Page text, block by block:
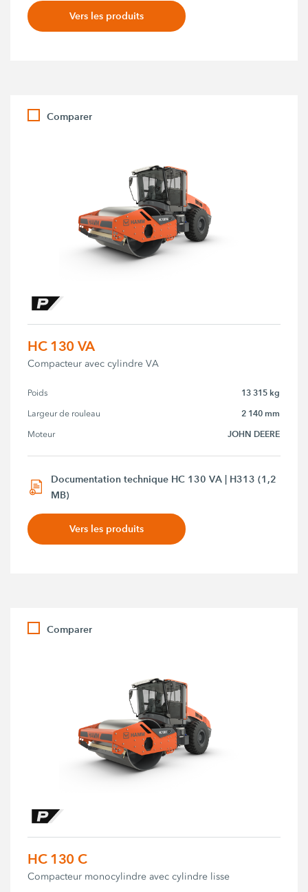
Vers les produits
Comparer
HC 130 VA
Compacteur avec cylindre VA
Poids 13 315 kg
Largeur de rouleau 2 140 mm
Moteur JOHN DEERE
Documentation technique HC 130 VA | H313 (1,2
MB)
Vers les produits
Comparer
HC 130 C
Compacteur monocylindre avec cylindre lisse